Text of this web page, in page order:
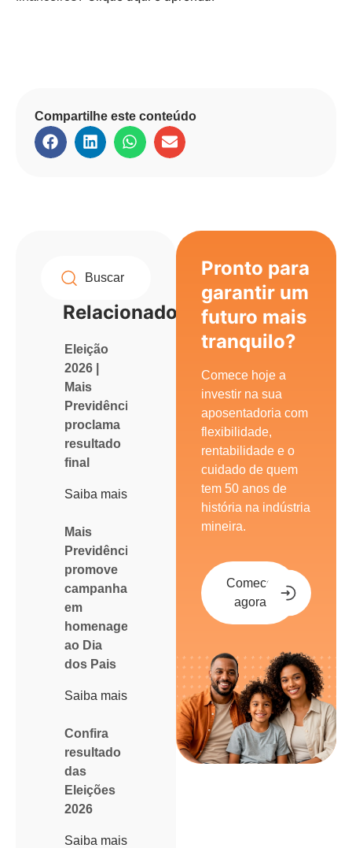
Compartilhe este conteúdo
Relacionados
Eleição
2026 |
Mais
Previdência
proclama
resultado
final
Saiba mais
Mais
Previdência
promove
campanha
em
homenagem
ao Dia
dos Pais
Saiba mais
Confira
resultado
das
Eleições
2026
Saiba mais
Pronto para
garantir um
futuro mais
tranquilo?
Comece hoje a
investir na sua
aposentadoria com
flexibilidade,
rentabilidade e o
cuidado de quem
tem 50 anos de
história na indústria
mineira.
Comece
agora